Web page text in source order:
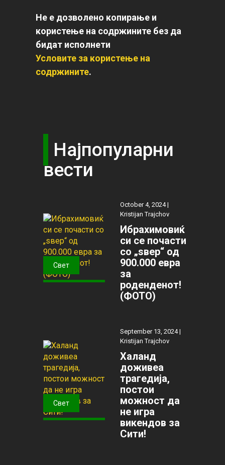
Не е дозволено копирање и
користење на содржините без да
бидат исполнети
Условите за користење на
содржините.
Најпопуларни
вести
Свет
October 4, 2024 |
Kristijan Trajchov
Ибрахимовиќ
си се почасти
со „ѕвер“ од
900.000 евра
за
роденденот!
(ФОТО)
Свет
September 13, 2024 |
Kristijan Trajchov
Халанд
доживеа
трагедија,
постои
можност да
не игра
викендов за
Сити!